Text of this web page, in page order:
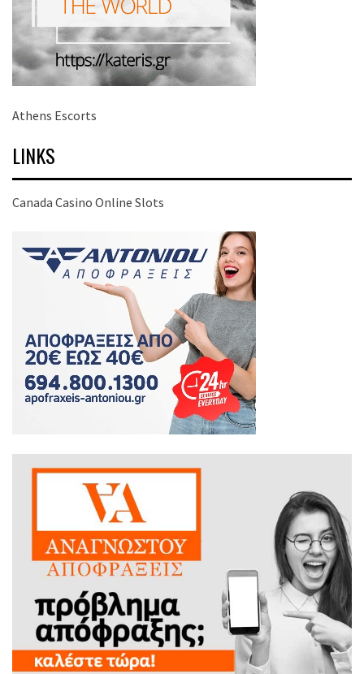
Athens Escorts
LINKS
Canada Casino Online Slots